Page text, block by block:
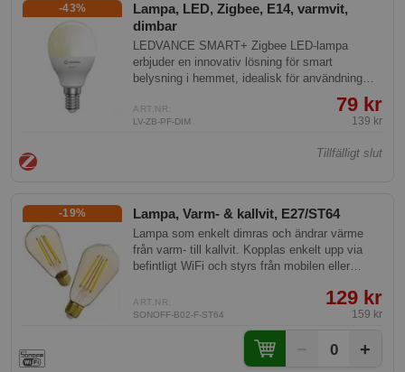
Lampa, LED, Zigbee, E14, varmvit,
dimbar
-43%
LEDVANCE SMART+ Zigbee LED-lampa
erbjuder en innovativ lösning för smart
belysning i hemmet, idealisk för användning
med E14-sockel. Med frostat glas och Zigbee-
teknik är lampan inte bara energieffektiv utan
även kompatibel med moderna röstassistenter.
avancerad trådlös styrning via Zigbee 3.0-
ART.NR:
LV-ZB-PF-DIM
79 kr
139 kr
Tillfälligt slut
Lampa, Varm- & kallvit, E27/ST64
-19%
Lampa som enkelt dimras och ändrar värme
från varm- till kallvit. Kopplas enkelt upp via
befintligt WiFi och styrs från mobilen eller
ART.NR:
SONOFF-B02-F-ST64
129 kr
159 kr
0 +